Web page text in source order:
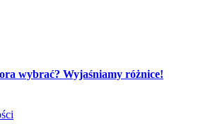
wybrać? Wyjaśniamy różnice!